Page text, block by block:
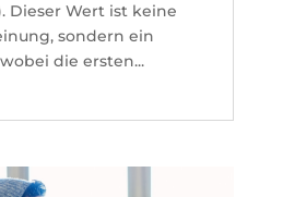
Dieser Wert ist keine
sondern ein
die ersten...